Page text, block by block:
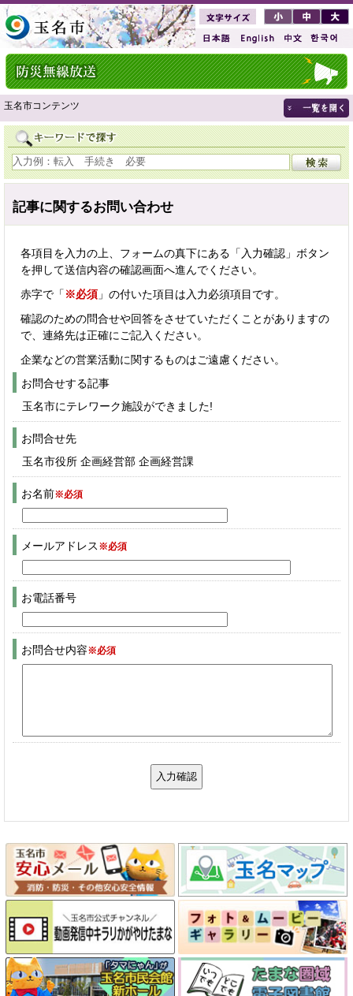
玉名市コンテンツ
記事に関するお問い合わせ
各項目を入力の上、フォームの真下にある「入力確認」ボタン
を押して送信内容の確認画面へ進んでください。
赤字で「 ※必須 」の付いた項目は入力必須項目です。
確認のための問合せや回答をさせていただくことがありますの
で、連絡先は正確にご記入ください。
企業などの営業活動に関するものはご遠慮ください。
お問合せする記事
玉名市にテレワーク施設ができました!
お問合せ先
玉名市役所 企画経営部 企画経営課
お名前※必須
メールアドレス ※必須
お電話番号
お問合せ内容※必須